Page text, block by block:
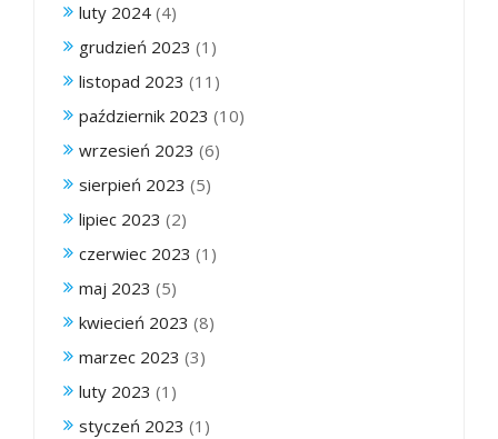
luty 2024 (4)
grudzień 2023 (1)
listopad 2023 (11)
październik 2023 (10)
wrzesień 2023 (6)
sierpień 2023 (5)
lipiec 2023 (2)
czerwiec 2023 (1)
maj 2023 (5)
kwiecień 2023 (8)
marzec 2023 (3)
luty 2023 (1)
styczeń 2023 (1)